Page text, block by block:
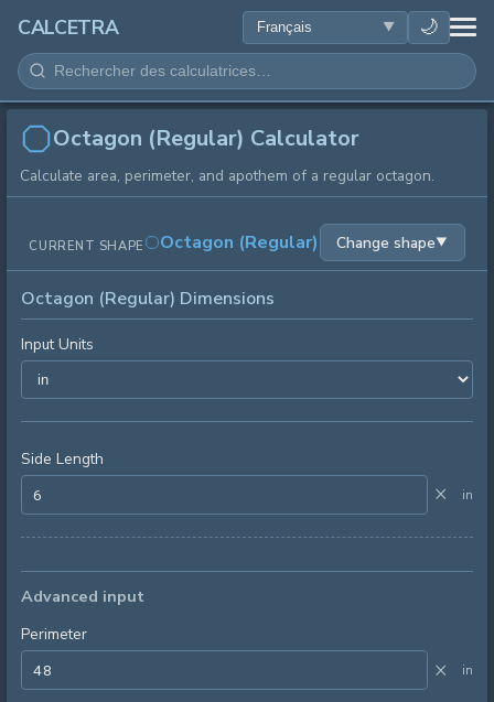
CALCETRA 🌙
MATHÉMATIQUES
CONVERSIONS
SCIENCE
QUOTIDIEN
AUTRES OUTILS
Octagon (Regular) Calculator
Calculate area, perimeter, and apothem of a regular octagon.
CURRENT SHAPE Octagon (Regular) Change shape▼
Octagon (Regular) Dimensions
Input Units
Side Length
× in
Advanced input
Perimeter
× in